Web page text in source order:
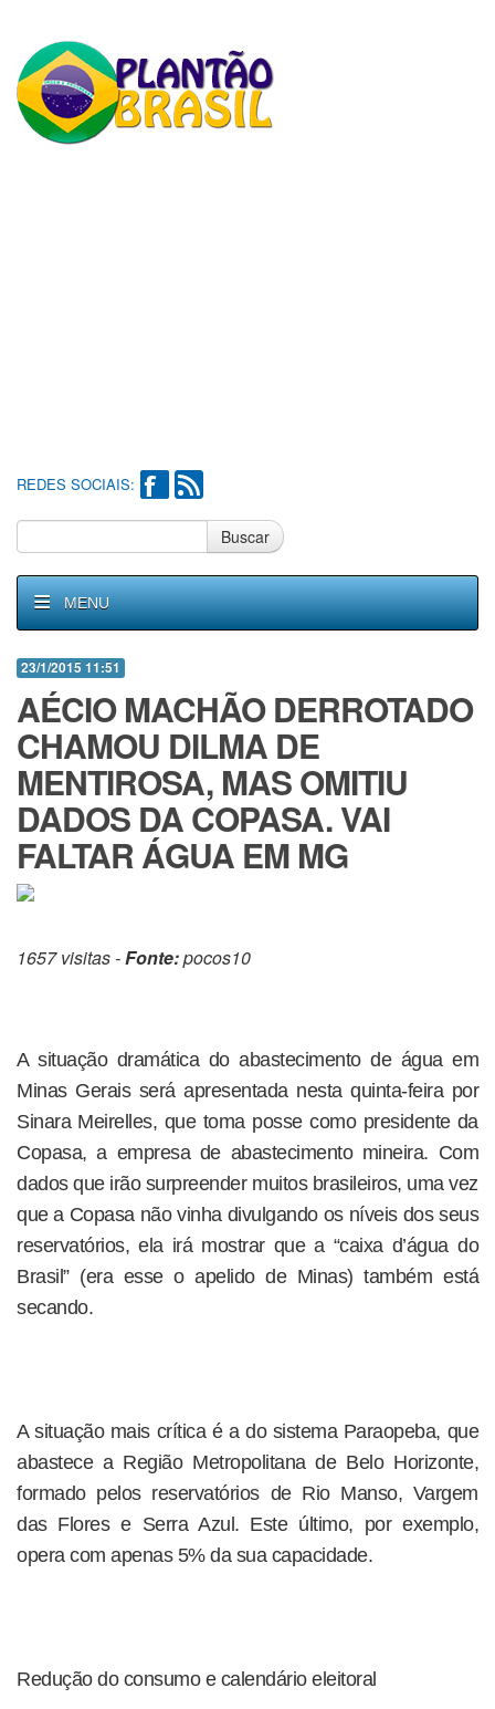
REDES SOCIAIS:
Buscar
MENU
23/1/2015 11:51
AÉCIO MACHÃO DERROTADO
CHAMOU DILMA DE
MENTIROSA, MAS OMITIU
DADOS DA COPASA. VAI
FALTAR ÁGUA EM MG
1657 visitas -Fonte:pocos10
A situação dramática do abastecimento de água em
Minas Gerais será apresentada nesta quinta-feira por
Sinara Meirelles, que toma posse como presidente da
Copasa, a empresa de abastecimento mineira. Com
dados que irão surpreender muitos brasileiros, uma vez
que a Copasa não vinha divulgando os níveis dos seus
reservatórios, ela irá mostrar que a “caixa d’água do
Brasil” (era esse o apelido de Minas) também está
secando.
A situação mais crítica é a do sistema Paraopeba, que
abastece a Região Metropolitana de Belo Horizonte,
formado pelos reservatórios de Rio Manso, Vargem
das Flores e Serra Azul. Este último, por exemplo,
opera com apenas 5% da sua capacidade.
Redução do consumo e calendário eleitoral